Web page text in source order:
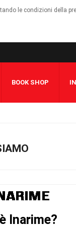
le condizioni della
BOOK SHOP
Inarime?